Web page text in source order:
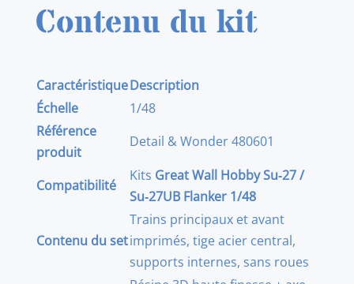
Contenu du kit
CaractéristiqueDescription
Échelle
1/48
Référence
produit
Detail & Wonder 480601
Compatibilité
Kits Great Wall Hobby Su‑27 /
Su‑27UB Flanker 1/48
Contenu du set
Trains principaux et avant
imprimés, tige acier central,
supports internes, sans roues